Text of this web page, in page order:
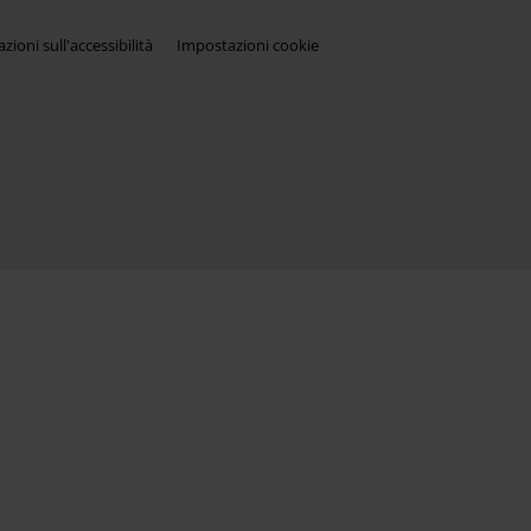
sull'accessibilità Impostazioni cookie